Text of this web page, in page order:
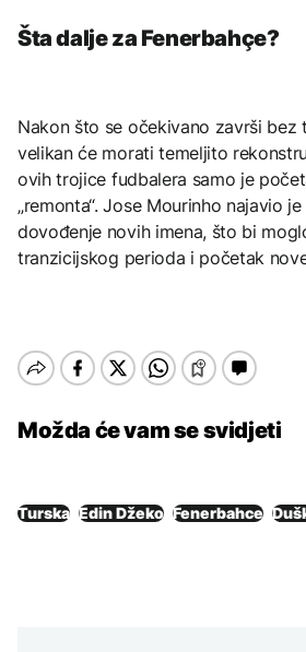
Šta dalje za Fenerbahçe?
Nakon što se očekivano završi bez
velikan će morati temeljito
ovih trojice fudbalera samo je
„remonta“. Jose Mourinho najavio
dovođenje novih imena, što bi
tranzicijskog perioda i početak
Možda će vam se svidjeti
Turska Edin Džeko Fenerbahce